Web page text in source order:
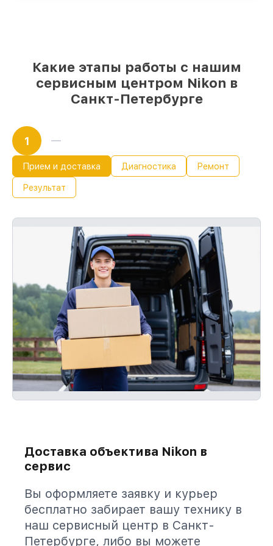
85%работ по восстановлению Nikon
выполняются в течение пары часов, при
немедленном старте работ
Какие этапы работы с нашим
сервисным центром Nikon в
Санкт-Петербурге
1
Прием и доставка Диагностика Ремонт
Результат
Доставка объектива Nikon в
сервис
Вы оформляете заявку и курьер
бесплатно забирает вашу технику в
наш сервисный центр в Санкт-
Петербурге, либо вы можете